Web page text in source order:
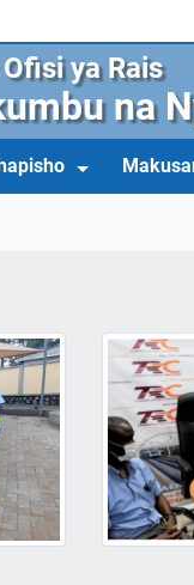
Ofisi ya Rais
na